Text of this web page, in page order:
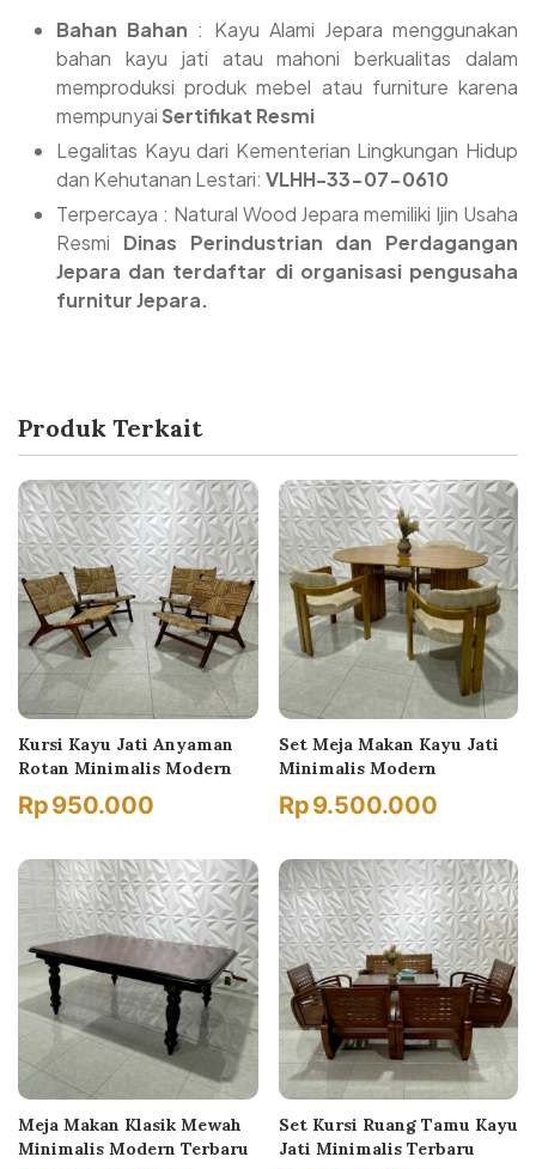
Bahan Bahan : Kayu Alami Jepara menggunakan
bahan kayu jati atau mahoni berkualitas dalam
memproduksi produk mebel atau furniture karena
mempunyai Sertifikat Resmi
Legalitas Kayu dari Kementerian Lingkungan Hidup
dan Kehutanan Lestari: VLHH-33-07-0610
Terpercaya : Natural Wood Jepara memiliki Ijin Usaha
Resmi Dinas Perindustrian dan Perdagangan
Jepara dan terdaftar di organisasi pengusaha
furnitur Jepara.
Produk Terkait
Kursi Kayu Jati Anyaman
Rotan Minimalis Modern
Rp950.000
Set Meja Makan Kayu Jati
Minimalis Modern
Rp9.500.000
Meja Makan Klasik Mewah
Minimalis Modern Terbaru
Set Kursi Ruang Tamu Kayu
Jati Minimalis Terbaru